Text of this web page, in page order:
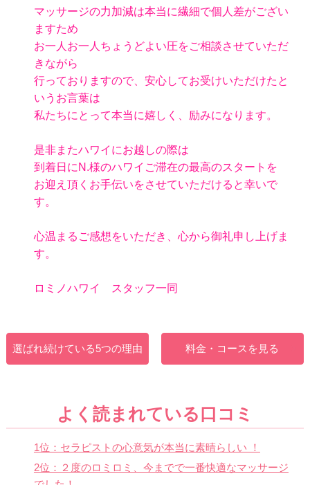
マッサージの力加減は本当に繊細で個人差がござい
ますため
お一人お一人ちょうどよい圧をご相談させていただ
きながら
行っておりますので、安心してお受けいただけたと
いうお言葉は
私たちにとって本当に嬉しく、励みになります。
是非またハワイにお越しの際は
到着日にN.様のハワイご滞在の最高のスタートを
お迎え頂くお手伝いをさせていただけると幸いで
す。
心温まるご感想をいただき、心から御礼申し上げま
す。
ロミノハワイ スタッフ一同
選ばれ続けている5つの理由 料金・コースを見る
よく読まれている口コミ
1位：セラピストの心意気が本当に素晴らしい ！
2位：２度のロミロミ、今までで一番快適なマッサージ